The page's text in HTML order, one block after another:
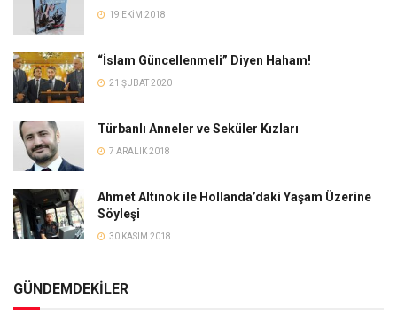
19 EKIM 2018
“İslam Güncellenmeli” Diyen Haham!
21 ŞUBAT 2020
Türbanlı Anneler ve Seküler Kızları
7 ARALIK 2018
Ahmet Altınok ile Hollanda’daki Yaşam Üzerine
Söyleşi
30 KASIM 2018
GÜNDEMDEKİLER